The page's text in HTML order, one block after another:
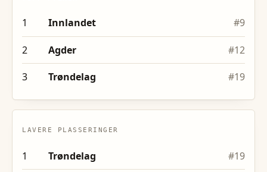
1 Innlandet #9
2 Agder #12
3 Trøndelag #19
LAVERE PLASSERINGER
1 Trøndelag #19